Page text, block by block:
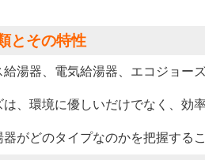
とその特性
湯器、電気給湯器、エコジョー
、環境に優しいだけでなく、効
がどのタイプなのかを把握する